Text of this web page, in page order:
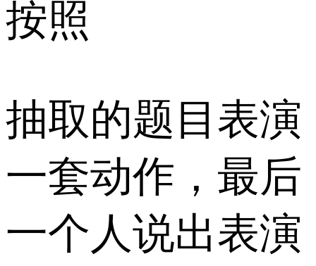
按照
抽取的题目表演
一套动作，最后
一个人说出表演